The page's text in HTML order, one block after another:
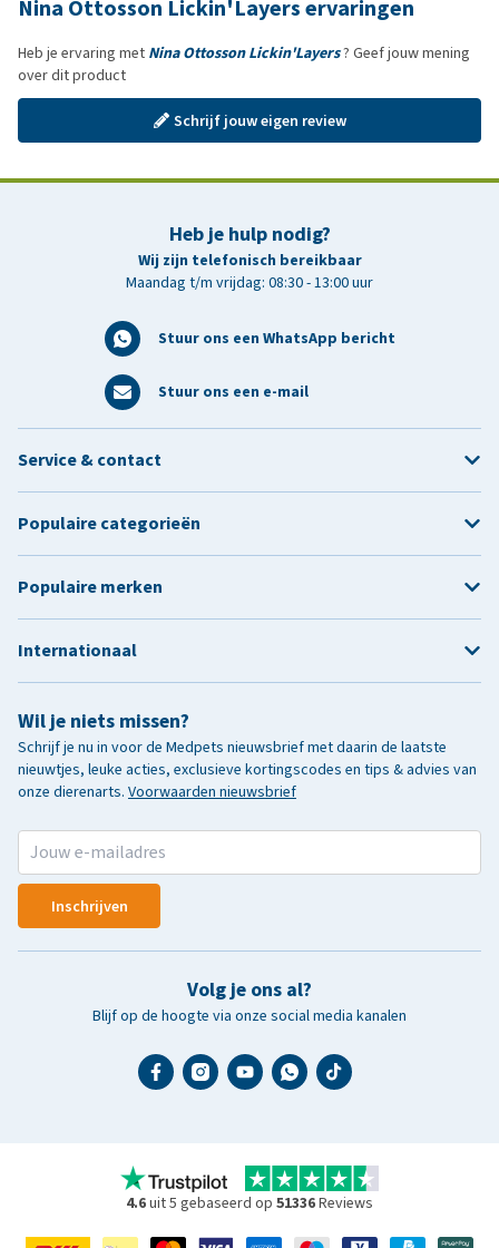
Nina Ottosson Lickin'Layers ervaringen
Heb je ervaring met Nina Ottosson Lickin'Layers? Geef jouw mening
over dit product
Schrijf jouw eigen review
Heb je hulp nodig?
Wij zijn telefonisch bereikbaar
Maandag t/m vrijdag: 08:30 - 13:00 uur
Stuur ons een WhatsApp bericht
Stuur ons een e-mail
Wil je niets missen?
Schrijf je nu in voor de Medpets nieuwsbrief met daarin de laatste
nieuwtjes, leuke acties, exclusieve kortingscodes en tips & advies van
onze dierenarts. Voorwaarden nieuwsbrief
Inschrijven
Volg je ons al?
Blijf op de hoogte via onze social media kanalen
Service & contact
Populaire categorieën
Populaire merken
Internationaal
4.6uit 5 gebaseerd op 51336Reviews